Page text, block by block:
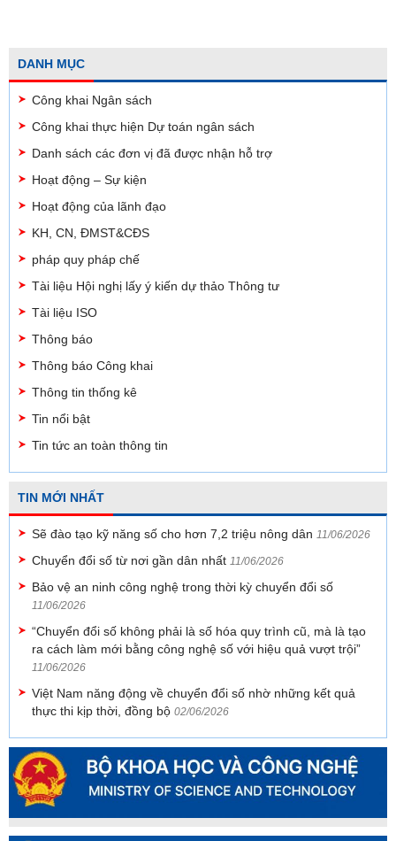
DANH MỤC
Công khai Ngân sách
Công khai thực hiện Dự toán ngân sách
Danh sách các đơn vị đã được nhận hỗ trợ
Hoạt động – Sự kiện
Hoạt động của lãnh đạo
KH, CN, ĐMST&CĐS
pháp quy pháp chế
Tài liệu Hội nghị lấy ý kiến dự thảo Thông tư
Tài liệu ISO
Thông báo
Thông báo Công khai
Thông tin thống kê
Tin nổi bật
Tin tức an toàn thông tin
TIN MỚI NHẤT
Sẽ đào tạo kỹ năng số cho hơn 7,2 triệu nông dân 11/06/2026
Chuyển đổi số từ nơi gần dân nhất 11/06/2026
Bảo vệ an ninh công nghệ trong thời kỳ chuyển đổi số
11/06/2026
“Chuyển đổi số không phải là số hóa quy trình cũ, mà là tạo
ra cách làm mới bằng công nghệ số với hiệu quả vượt trội”
11/06/2026
Việt Nam năng động về chuyển đổi số nhờ những kết quả
thực thi kịp thời, đồng bộ 02/06/2026